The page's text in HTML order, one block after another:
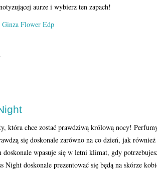
aurze i wybierz ten zapach!
która chce zostać prawdziwą królową nocy!
się doskonale zarówno na co dzień, jak
wpasuje się w letni klimat, gdy
doskonale prezentować się będą na skórze